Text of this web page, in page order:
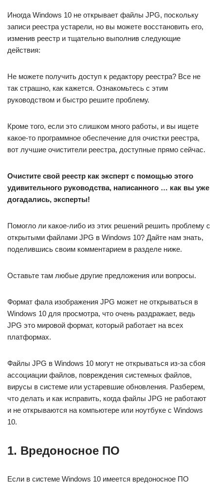
Иногда Windows 10 не открывает файлы JPG, поскольку
записи реестра устарели, но вы можете восстановить его,
изменив реестр и тщательно выполнив следующие
действия:
Не можете получить доступ к редактору реестра? Все не
так страшно, как кажется. Ознакомьтесь с этим
руководством и быстро решите проблему.
Кроме того, если это слишком много работы, и вы ищете
какое-то программное обеспечение для очистки реестра,
вот лучшие очистители реестра, доступные прямо сейчас.
Очистите свой реестр как эксперт с помощью этого
удивительного руководства, написанного … как вы уже
догадались, эксперты!
Помогло ли какое-либо из этих решений решить проблему с
открытыми файлами JPG в Windows 10? Дайте нам знать,
поделившись своим комментарием в разделе ниже.
Оставьте там любые другие предложения или вопросы.
Формат фала изображения JPG может не открываться в
Windows 10 для просмотра, что очень раздражает, ведь
JPG это мировой формат, который работает на всех
платформах.
Файлы JPG в Windows 10 могут не открываться из-за сбоя
ассоциации файлов, повреждения системных файлов,
вирусы в системе или устаревшие обновления. Разберем,
что делать и как исправить, когда файлы JPG не работают
и не открываются на компьютере или ноутбуке с Windows
10.
1. Вредоносное ПО
Если в системе Windows 10 имеется вредоносное ПО